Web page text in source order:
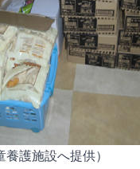
養護施設へ提供）